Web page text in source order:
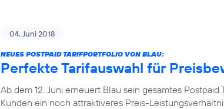
04. Juni 2018
NEUES POSTPAID TARIFPORTFOLIO VON BLAU:
Perfekte Tarifauswahl für
Ab dem 12. Juni erneuert Blau sein gesamtes
Kunden ein noch attraktiveres Preis-